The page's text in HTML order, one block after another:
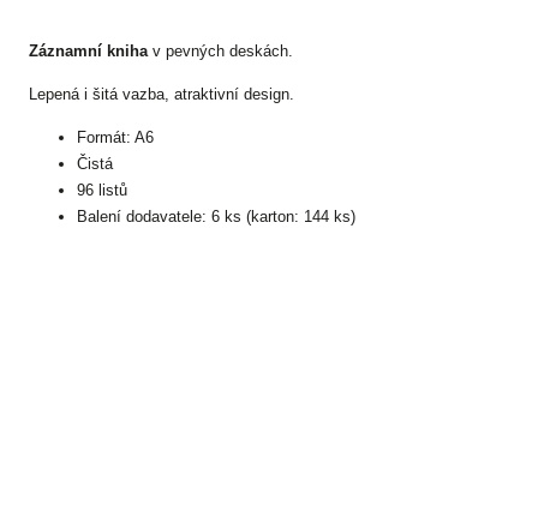
Záznamní knihav pevných deskách.
Lepená i šitá vazba, atraktivní design.
Formát: A6
Čistá
96 listů
Balení dodavatele: 6 ks (karton: 144 ks)